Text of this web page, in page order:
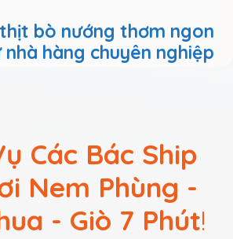
bò nướng thơm ngon
hàng chuyên nghiệp
Các Bác Ship
Nem Phùng -
- Giò 7 Phút!